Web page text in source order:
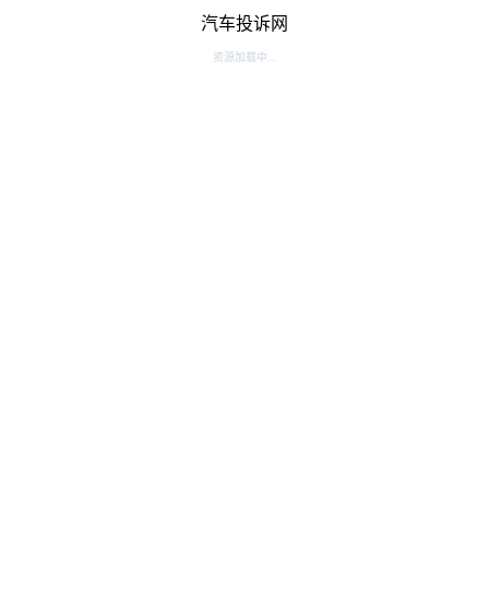
汽车投诉网
资源加载中...